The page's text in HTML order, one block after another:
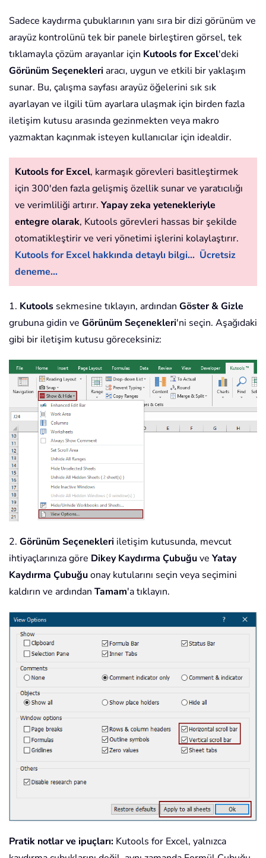
Sadece kaydırma çubuklarının yanı sıra bir dizi görünüm ve
arayüz kontrolünü tek bir panele birleştiren görsel, tek
tıklamayla çözüm arayanlar için Kutools for Excel'deki
Görünüm Seçenekleri aracı, uygun ve etkili bir yaklaşım
sunar. Bu, çalışma sayfası arayüz öğelerini sık sık
ayarlayan ve ilgili tüm ayarlara ulaşmak için birden fazla
iletişim kutusu arasında gezinmekten veya makro
yazmaktan kaçınmak isteyen kullanıcılar için idealdir.
Kutools for Excel, karmaşık görevleri basitleştirmek
için 300'den fazla gelişmiş özellik sunar ve yaratıcılığı
ve verimliliği artırır. Yapay zeka yetenekleriyle
entegre olarak, Kutools görevleri hassas bir şekilde
otomatikleştirir ve veri yönetimi işlerini kolaylaştırır.
Kutools for Excel hakkında detaylı bilgi... Ücretsiz
deneme...
1. Kutools sekmesine tıklayın, ardından Göster & Gizle
grubuna gidin ve Görünüm Seçenekleri'ni seçin. Aşağıdaki
gibi bir iletişim kutusu göreceksiniz:
2. Görünüm Seçenekleri iletişim kutusunda, mevcut
ihtiyaçlarınıza göre Dikey Kaydırma Çubuğuve Yatay
Kaydırma Çubuğuonay kutularını seçin veya seçimini
kaldırın ve ardından Tamam'a tıklayın.
Pratik notlar ve ipuçları: Kutools for Excel, yalnızca